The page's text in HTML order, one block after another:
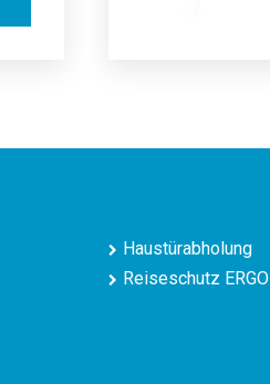
Haustürabholung
Reiseschutz ERGO